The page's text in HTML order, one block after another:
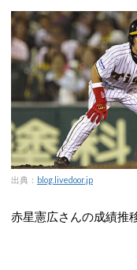
出典： blog.livedoor.jp
赤星憲広さんの成績推